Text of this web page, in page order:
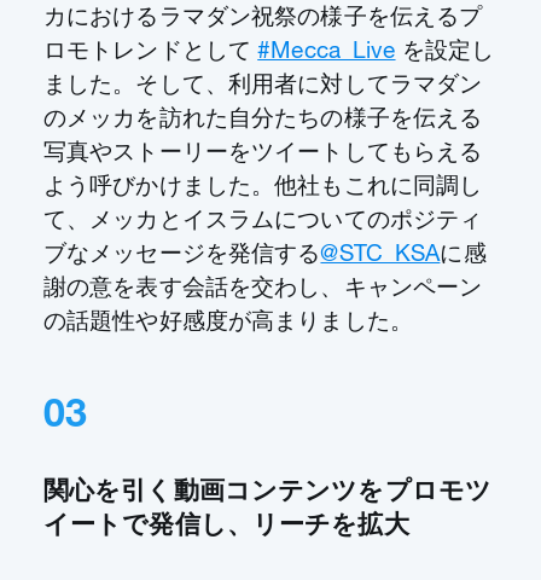
カにおけるラマダン祝祭の様子を伝えるプ
ロモトレンドとして#Mecca_Live を設定し
ました。そして、利用者に対してラマダン
のメッカを訪れた自分たちの様子を伝える
写真やストーリーをツイートしてもらえる
よう呼びかけました。他社もこれに同調し
て、メッカとイスラムについてのポジティ
ブなメッセージを発信する@STC_KSAに感
謝の意を表す会話を交わし、キャンペーン
の話題性や好感度が高まりました。
03
関心を引く動画コンテンツをプロモツ
イートで発信し、リーチを拡大